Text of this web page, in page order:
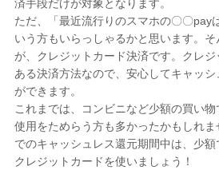
済手段だけが対象となります。
ただ、「最近流行りのスマホの〇〇pay
いう方もいらっしゃるかと思います。
が、クレジットカード決済です。クレ
ある決済方法なので、安心してキャッ
ができます。
これまでは、コンビニなど少額の買い
使用をためらう方も多かったかもしれ
でのキャッシュレス還元期間中は、少額
クレジットカードを使いましょう！